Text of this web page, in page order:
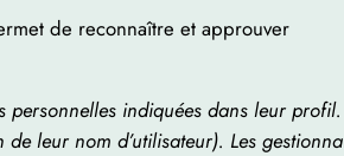
de reconnaître et approuver
personnelles indiquées dans leur profil.
leur nom d’utilisateur). Les